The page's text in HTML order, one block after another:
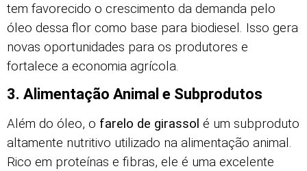
tem favorecido o crescimento da demanda pelo
óleo dessa flor como base para biodiesel. Isso gera
novas oportunidades para os produtores e
fortalece a economia agrícola.
3. Alimentação Animal e Subprodutos
Além do óleo, o farelo de girassol é um subproduto
altamente nutritivo utilizado na alimentação animal.
Rico em proteínas e fibras, ele é uma excelente